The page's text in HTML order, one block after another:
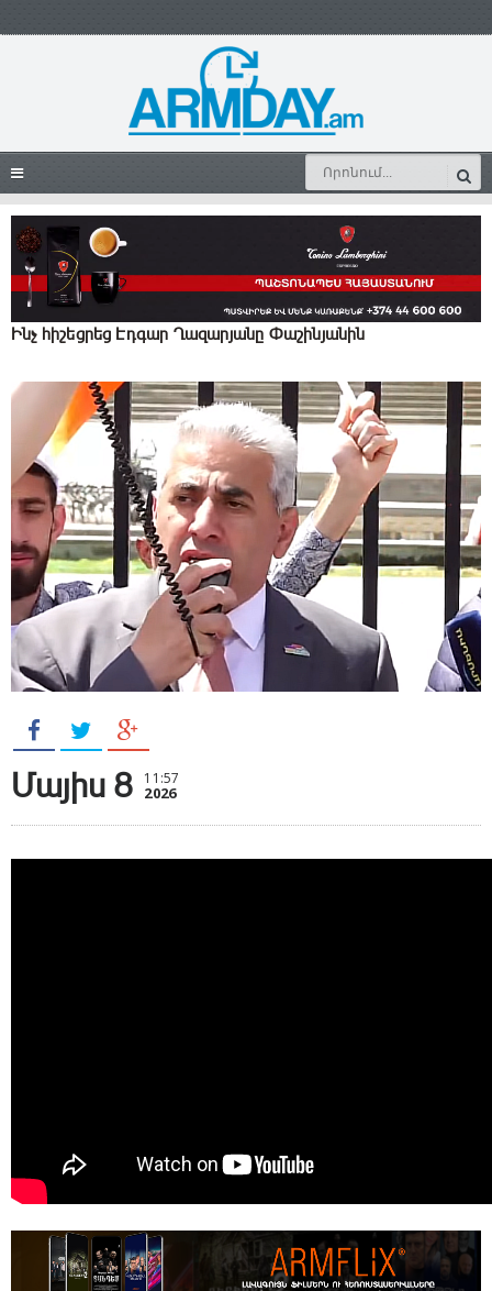
Ինչ հիշեցրեց Էդգար Ղազարյանը Փաշինյանին
Մայիս 8 11:57
2026